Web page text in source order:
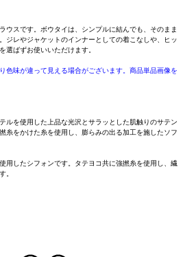
ウスです。ボウタイは、シンプルに結んでも、そのまま
ジレやジャケットのインナーとしての着こなしや、ヒッ
選ばずお使いいただけます。
色味が違って見える場合がございます。商品単品画像を
ルを使用した上品な光沢とサラッとした肌触りのサテン
糸をかけた糸を使用し、膨らみの出る加工を施したソフ
用したシフォンです。タテヨコ共に強撚糸を使用し、繊
。